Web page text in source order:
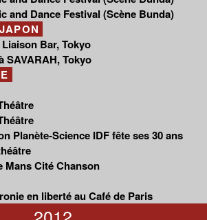
and Dance Festival (Scène Bunda)
Bar, Tokyo
SAVARAH, Tokyo
Planète-Science IDF fête ses 30 ans
Mans Cité Chanson
en liberté au Café de Paris